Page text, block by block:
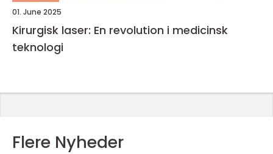
01. June 2025
Kirurgisk laser: En revolution i medicinsk
teknologi
Flere Nyheder